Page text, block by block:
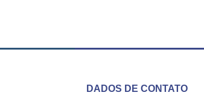
DADOS DE CONTATO